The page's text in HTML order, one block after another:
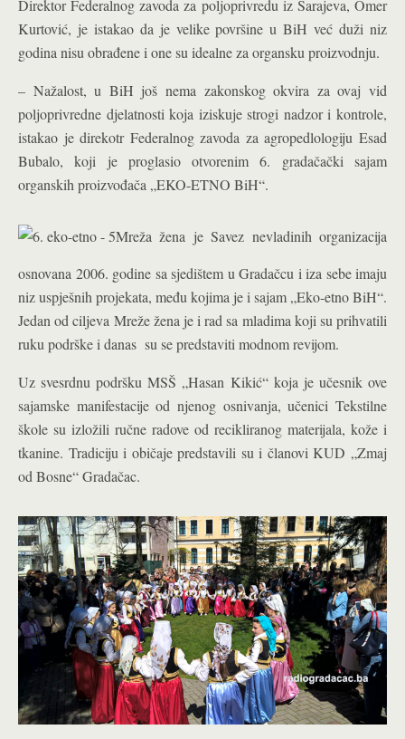
Direktor Federalnog zavoda za poljoprivredu iz Sarajeva, Omer
Kurtović, je istakao da je velike površine u BiH već duži niz
godina nisu obrađene i one su idealne za organsku proizvodnju.
– Nažalost, u BiH još nema zakonskog okvira za ovaj vid
poljoprivredne djelatnosti koja iziskuje strogi nadzor i kontrole,
istakao je direkotr Federalnog zavoda za agropedlologiju Esad
Bubalo, koji je proglasio otvorenim 6. gradačački sajam
organskih proizvođača „EKO-ETNO BiH“.
Mreža žena je Savez nevladinih organizacija
osnovana 2006. godine sa sjedištem u Gradačcu i iza sebe imaju
niz uspješnih projekata, među kojima je i sajam „Eko-etno BiH“.
Jedan od ciljeva Mreže žena je i rad sa mladima koji su prihvatili
ruku podrške i danas su se predstaviti modnom revijom.
Uz svesrdnu podršku MSŠ „Hasan Kikić“ koja je učesnik ove
sajamske manifestacije od njenog osnivanja, učenici Tekstilne
škole su izložili ručne radove od recikliranog materijala, kože i
tkanine. Tradiciju i običaje predstavili su i članovi KUD „Zmaj
od Bosne“ Gradačac.